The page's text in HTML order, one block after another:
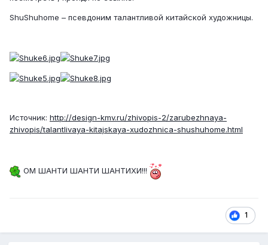
ShuShuhome – псевдоним талантливой китайской художницы.
Источник: http://design-kmv.ru/zhivopis-2/zarubezhnaya-
zhivopis/talantlivaya-kitajskaya-xudozhnica-shushuhome.html
ОМ ШАНТИ ШАНТИ ШАНТИХИ!!!
1